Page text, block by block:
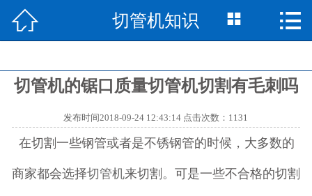
网站首页
切管机知识
切管机资讯
 切管机知识  
切管机的锯口质量切管机切割有毛刺吗
发布时间2018-09-24 12:43:14 点击次数：1131
在切割一些钢管或者是不锈钢管的时候，大多数的
商家都会选择切管机来切割。可是一些不合格的切割